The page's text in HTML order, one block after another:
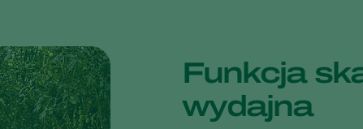
Funkcja
wydajna